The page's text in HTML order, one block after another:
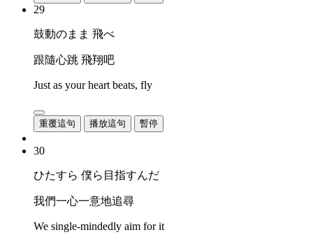
29
鼓動のまま 飛べ
跟隨心跳 飛翔吧
Just as your heart beats, fly
重覆這句 播放這句 暫停
30
ひたすら 僕ら目指すんだ
我們一心一意地追尋
We single-mindedly aim for it